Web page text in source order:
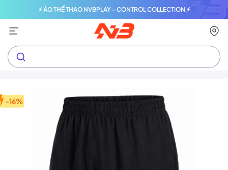
⚡ ÁO THỂ THAO NVBPLAY - CONTROL COLLECTION ⚡
-16%